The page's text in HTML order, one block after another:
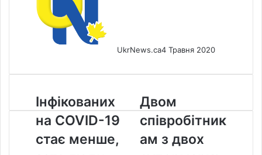
UkrNews.ca4 Травня 2020
Інфікованих
на
COVID-
19
стає
Інфікованих
на COVID-19
стає менше,
Двом
співробітникам
з
двох
супермаркетів
Двом
співробітник
ам з двох